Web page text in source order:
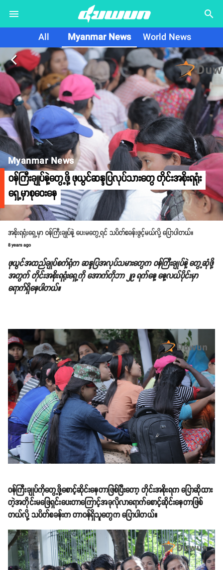
search
All Myanmar News World News
arrow_back_ios
Myanmar News
၀န်ကြီးချုပ်နဲ့တွေ့ဖို့ ဖုယွင်ဆန္ဒပြလုပ်သားတွေ တိုင်းအစိုးရရုံး
ရှေ့မှာစုဝေးနေ
အစိုးရရုံးရှေ့မှာ ဝန်ကြီးချုပ်နဲ့ ပေးမတွေ့ရင် သပိတ်စခန်းဖွင့်မယ်လို့ ပြောပါတယ်။
8 years ago
ဖုယွင်အထည်ချုပ်စက်ရုံက ဆန္ဒပြအလုပ်သမားတွေက ဝန်ကြီးချုပ်နဲ့ တွေ့ဆုံဖို့
အတွက် တိုင်းအစိုးရရုံးရှေ့ကို အောက်တိုဘာ ၂၉ ရက်နေ့ နေ့လယ်ပိုင်းမှာ
ရောက်ရှိနေပါတယ်။
ဝန်ကြီးချုပ်ကိုတွေ့ဖို့စောင့်ဆိုင်းနေတာဖြစ်ပြီးတော့ တိုင်းအစိုးရက ပြောဆိုထား
တဲ့အတိုင်းမဖြေရှင်းပေးတာကြောင့်အခုလိုလာရောက်စောင့်ဆိုင်းနေတာဖြစ်
တယ်လို့ သပိတ်စခန်းက တာဝန်ရှိသူတွေက ပြောပါတယ်။